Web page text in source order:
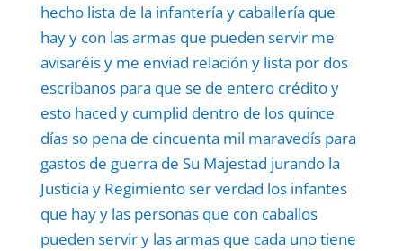
hecho lista de la infantería y caballería que
hay y con las armas que pueden servir me
avisaréis y me enviad relación y lista por dos
escribanos para que se de entero crédito y
esto haced y cumplid dentro de los quince
días so pena de cincuenta mil maravedís para
gastos de guerra de Su Majestad jurando la
Justicia y Regimiento ser verdad los infantes
que hay y las personas que con caballos
pueden servir y las armas que cada uno tiene